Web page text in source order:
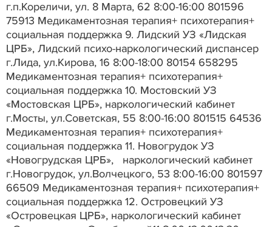
г.п.Кореличи, ул. 8 Марта, 62 8:00-16:00 801596
75913 Медикаментозная терапия+ психотерапия+
социальная поддержка 9. Лидский УЗ «Лидская
ЦРБ», Лидский психо-наркологический диспансер
г.Лида, ул.Кирова, 16 8:00-18:00 80154 658295
Медикаментозная терапия+ психотерапия+
социальная поддержка 10. Мостовский УЗ
«Мостовская ЦРБ», наркологический кабинет
г.Мосты, ул.Советская, 55 8:00-16:00 801515 64536
Медикаментозная терапия+ психотерапия+
социальная поддержка 11. Новогрудок УЗ
«Новогрудская ЦРБ», наркологический кабинет
г.Новогрудок, ул.Волчецкого, 53 8:00-16:00 801597
66509 Медикаментозная терапия+ психотерапия+
социальная поддержка 12. Островецкий УЗ
«Островецкая ЦРБ», наркологический кабинет